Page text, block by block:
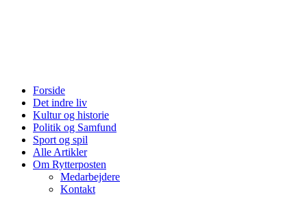
Forside
Det indre liv
Kultur og historie
Politik og Samfund
Sport og spil
Alle Artikler
Om Rytterposten
Medarbejdere
Kontakt